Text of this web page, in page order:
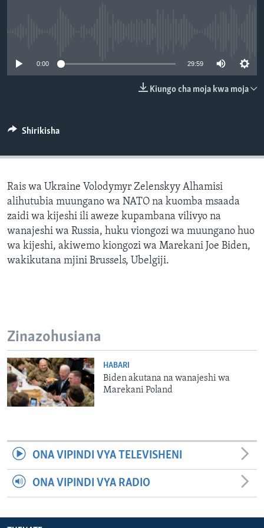
0:00 29:59
Kiungo cha moja kwa moja
Shirikisha
Rais wa Ukraine Volodymyr Zelenskyy Alhamisi
alihutubia muungano wa NATO na kuomba msaada
zaidi wa kijeshi ili aweze kupambana vilivyo na
wanajeshi wa Russia, huku viongozi wa muungano huo
wa kijeshi, akiwemo kiongozi wa Marekani Joe Biden,
wakikutana mjini Brussels, Ubelgiji.
Zinazohusiana
HABARI
Biden akutana na wanajeshi wa
Marekani Poland
ONA VIPINDI VYA TELEVISHENI
ONA VIPINDI VYA RADIO